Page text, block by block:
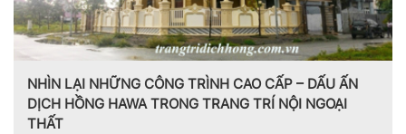
NHÌN LẠI NHỮNG CÔNG TRÌNH CAO CẤP – DẤU ẤN
DỊCH HỒNG HAWA TRONG TRANG TRÍ NỘI NGOẠI
THẤT